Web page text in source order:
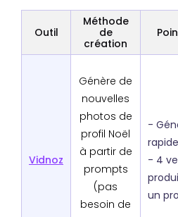
Outil
Méthode
de
création
Vidnoz
Génère de
nouvelles
photos de
profil Noël
à partir de
prompts
(pas
besoin de
-
rapide
- 4
un